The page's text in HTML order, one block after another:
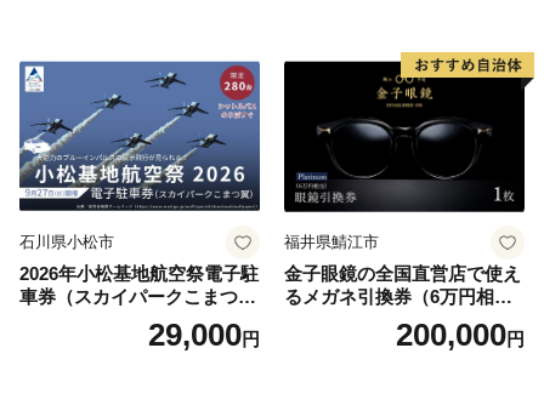
石川県小松市
2026年小松基地航空祭電子駐
車券（スカイパークこまつ
翼） 駐車場 シャトルバスの
りばすぐ 石川県 小松市
29,000円
福井県鯖江市
金子眼鏡の全国直営店で使え
るメガネ引換券（6万円相
当） Platinum200,000円